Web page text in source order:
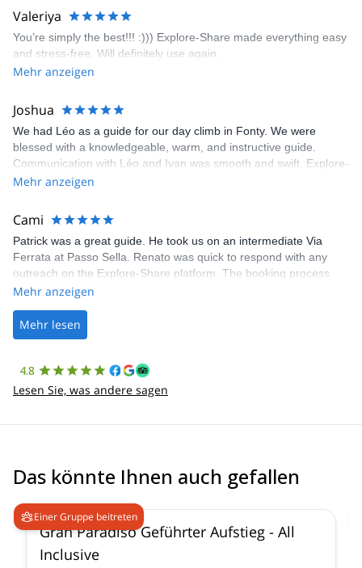
area. The weather was perfect, no direct sun and cool enough to
enjoy the climbs. Explore-Share made booking an outdoor
climbing experience in Lisbon extremely easy. Luis, our guide,
was fantastic, and the platform’s organization was flawless.
Valeriya
You’re simply the best!!! :))) Explore-Share made everything easy
and stress-free. Will definitely use again.
Mehr anzeigen
Joshua
We had Léo as a guide for our day climb in Fonty. We were
blessed with a knowledgeable, warm, and instructive guide.
Communication with Léo and Ivan was smooth and swift. Explore-
Share was excellent in arranging everything for our day climb.
making our adventure stress-free.
Mehr anzeigen
Cami
Patrick was a great guide. He took us on an intermediate Via
Ferrata at Passo Sella. Renato was quick to respond with any
outreach on the Explore-Share platform. The booking process
was straightforward, and once Patrick was confirmed, all went
the platform.
Mehr anzeigen
Mehr lesen
4.8
Lesen Sie, was andere sagen
Das könnte Ihnen auch gefallen
Einer Gruppe beitreten
4.7
Gran Paradiso Geführter Aufstieg - All
Inclusive